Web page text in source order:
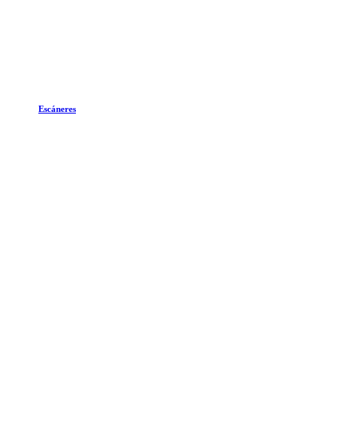
Escáneres